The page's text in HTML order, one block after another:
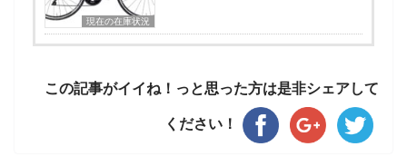
現在の在庫状況
この記事がイイね！っと思った方は是非シェアして
ください！